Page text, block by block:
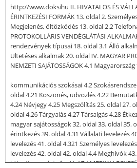
http://www.doksihu II. HIVATALOS ÉS
ÉRINTKEZÉSI FORMÁK 13. oldal 2.
Megjelenés, öltözködés 13. oldal 2.2
PROTOKOLLÁRIS VENDÉGLÁTÁSI
rendezvények típusai 18. oldal 3.1 Álló
Ültetéses alkalmak 20. oldal IV. MAGYAR
NEMZETI SAJÁTOSSÁGOK 4.1
kommunikációs szokásai 4.2
oldal 4.21 Köszönés, üdvözlés 4.22
4.24 Névjegy 4.25 Megszólítás 25. oldal 27.
oldal 4.26 Tárgyalás 4.27 Társalgás 4.28
magyar sajátosságok 32. oldal 33. oldal 35.
érintkezés 39. oldal 4.31 Vállalati levelezés
levelezés 41. oldal 4.321 Személyes
levelezés 42. oldal 42. oldal 4.4 Meghívók
http://www.doksihu V. AZ AMERIKAI